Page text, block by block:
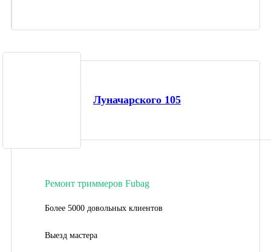
Луначарского 105
Ремонт триммеров Fubag
Более 5000 довольных клиентов
Выезд мастера